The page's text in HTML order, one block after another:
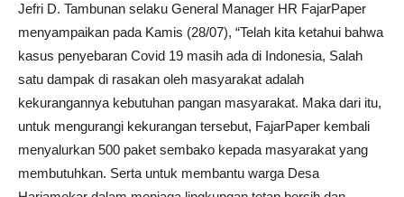
Jefri D. Tambunan selaku General Manager HR FajarPaper
menyampaikan pada Kamis (28/07), “Telah kita ketahui bahwa
kasus penyebaran Covid 19 masih ada di Indonesia, Salah
satu dampak di rasakan oleh masyarakat adalah
kekurangannya kebutuhan pangan masyarakat. Maka dari itu,
untuk mengurangi kekurangan tersebut, FajarPaper kembali
menyalurkan 500 paket sembako kepada masyarakat yang
membutuhkan. Serta untuk membantu warga Desa